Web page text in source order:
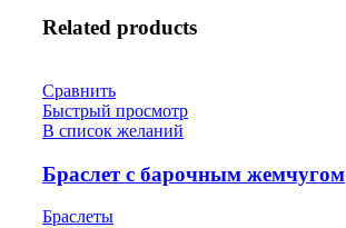
Related products
Сравнить
Быстрый просмотр
В список желаний
Браслет с барочным жемчугом
Браслеты